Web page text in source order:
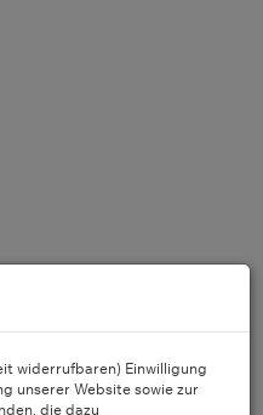
widerrufbaren) Einwilligung
unserer Website sowie zur
die dazu